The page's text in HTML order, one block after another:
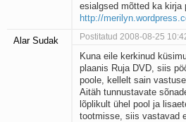
esialgsed mõtted ka kirja
http://
Alar Sudak Postitatud 2008-08-25
Kuna eile kerkinud
plaanis Ruja DVD, siis
poole, kellelt sain
Aitäh tunnustavate
lõplikult ühel pool ja
tootmisse, siis vastavad